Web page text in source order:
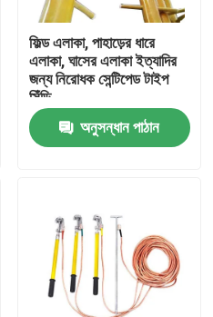
ফিল্ড এলাকা, পাহাড়ের ধারে
এলাকা, ঘাসের এলাকা ইত্যাদির
জন্য নিরোধক সেন্টিপেড টাইপ
সিঁড়ি
অনুসন্ধান পাঠান